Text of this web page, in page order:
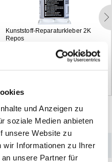
und Anzeigen zu
soziale Medien anbieten
unsere Website zu
wir Informationen zu Ihrer
unsere Partner für
Kunststoff-Reparaturk leber 2 K
Repos
(18)